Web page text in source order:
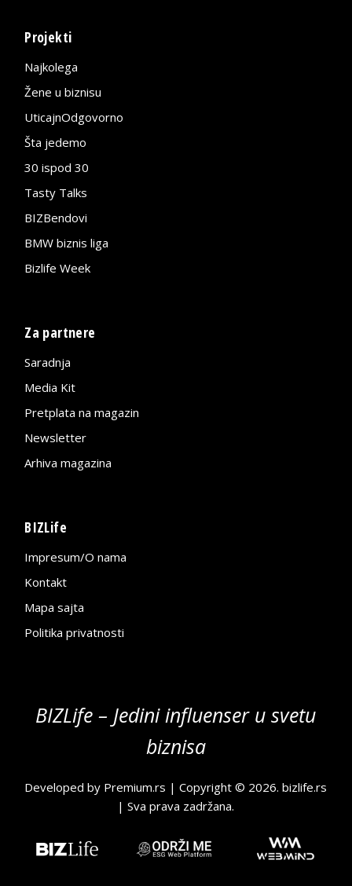
Projekti
Najkolega
Žene u biznisu
UticajnOdgovorno
Šta jedemo
30 ispod 30
Tasty Talks
BIZBendovi
BMW biznis liga
Bizlife Week
Za partnere
Saradnja
Media Kit
Pretplata na magazin
Newsletter
Arhiva magazina
BIZLife
Impresum/O nama
Kontakt
Mapa sajta
Politika privatnosti
BIZLife – Jedini influenser u svetu
biznisa
Developed by Premium.rs | Copyright © 2026.bizlife.rs
| Sva prava zadržana.